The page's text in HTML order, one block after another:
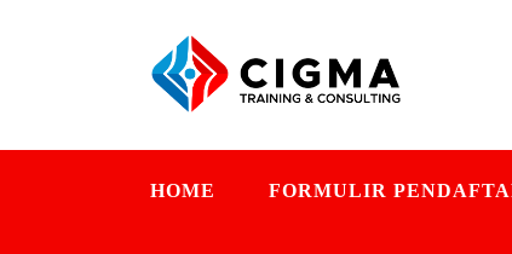
HOME FORMULIR